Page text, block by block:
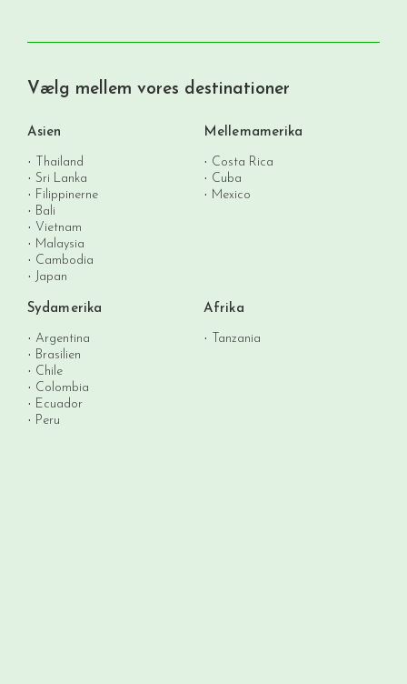
Vælg mellem vores destinationer
Asien
Thailand
Sri Lanka
Filippinerne
Bali
Vietnam
Malaysia
Cambodia
Japan
Mellemamerika
Costa Rica
Cuba
Mexico
Sydamerika
Argentina
Brasilien
Chile
Colombia
Ecuador
Peru
Afrika
Tanzania